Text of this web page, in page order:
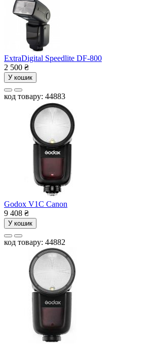
ExtraDigital Speedlite DF-800
2 500 ₴
У кошик
код товару: 44883
Godox V1C Canon
9 408 ₴
У кошик
код товару: 44882